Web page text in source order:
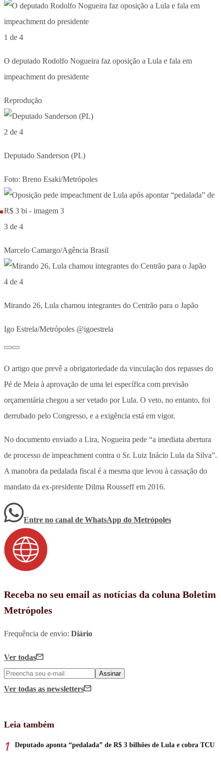
1 de 4
O deputado Rodolfo Nogueira faz oposição a Lula e fala em
impeachment do presidente
Reprodução
2 de 4
Deputado Sanderson (PL)
Foto: Breno Esaki/Metrópoles
3 de 4
Marcelo Camargo/Agência Brasil
4 de 4
Mirando 26, Lula chamou integrantes do Centrão para o Japão
Igo Estrela/Metrópoles @igoestrela
O artigo que prevê a obrigatoriedade da vinculação dos repasses do
Pé de Meia à aprovação de uma lei específica com previsão
orçamentária chegou a ser vetado por Lula. O veto, no entanto, foi
derrubado pelo Congresso, e a exigência está em vigor.
No documento enviado a Lira, Nogueira pede “a imediata abertura
de processo de impeachment contra o Sr. Luiz Inácio Lula da Silva”.
A manobra da pedalada fiscal é a mesma que levou à cassação do
mandato da ex-presidente Dilma Rousseff em 2016.
Entre no canal de WhatsApp do Metrópoles
Receba no seu email as notícias da coluna Boletim
Metrópoles
Frequência de envio: Diário
Ver todas
Assinar
Ver todas as newsletters
Leia também
Deputado aponta “pedalada” de R$ 3 bilhões de Lula e cobra TCU